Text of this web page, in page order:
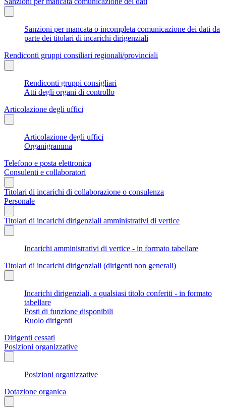
Sanzioni per mancata o incompleta comunicazione dei dati da
parte dei titolari di incarichi dirigenziali
Rendiconti gruppi consiliari regionali/provinciali
Rendiconti gruppi consigliari
Atti degli organi di controllo
Articolazione degli uffici
Articolazione degli uffici
Organigramma
Telefono e posta elettronica
Consulenti e collaboratori
Titolari di incarichi di collaborazione o consulenza
Personale
Titolari di incarichi dirigenziali amministrativi di vertice
Incarichi amministrativi di vertice - in formato tabellare
Titolari di incarichi dirigenziali (dirigenti non generali)
Incarichi dirigenziali, a qualsiasi titolo conferiti - in formato
tabellare
Posti di funzione disponibili
Ruolo dirigenti
Dirigenti cessati
Posizioni organizzative
Posizioni organizzative
Dotazione organica